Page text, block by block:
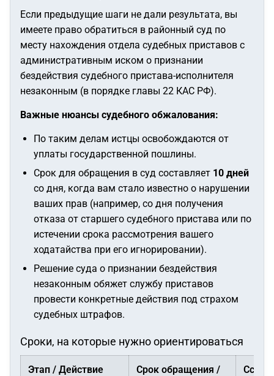
Если предыдущие шаги не дали результата, вы
имеете право обратиться в районный суд по
месту нахождения отдела судебных приставов с
административным иском о признании
бездействия судебного пристава-исполнителя
незаконным (в порядке главы 22 КАС РФ).
Важные нюансы судебного обжалования:
По таким делам истцы освобождаются от
уплаты государственной пошлины.
Срок для обращения в суд составляет 10 дней
со дня, когда вам стало известно о нарушении
ваших прав (например, со дня получения
отказа от старшего судебного пристава или по
истечении срока рассмотрения вашего
ходатайства при его игнорировании).
Решение суда о признании бездействия
незаконным обяжет службу приставов
провести конкретные действия под страхом
судебных штрафов.
Сроки, на которые нужно ориентироваться
Этап / Действие
Срок обращения /